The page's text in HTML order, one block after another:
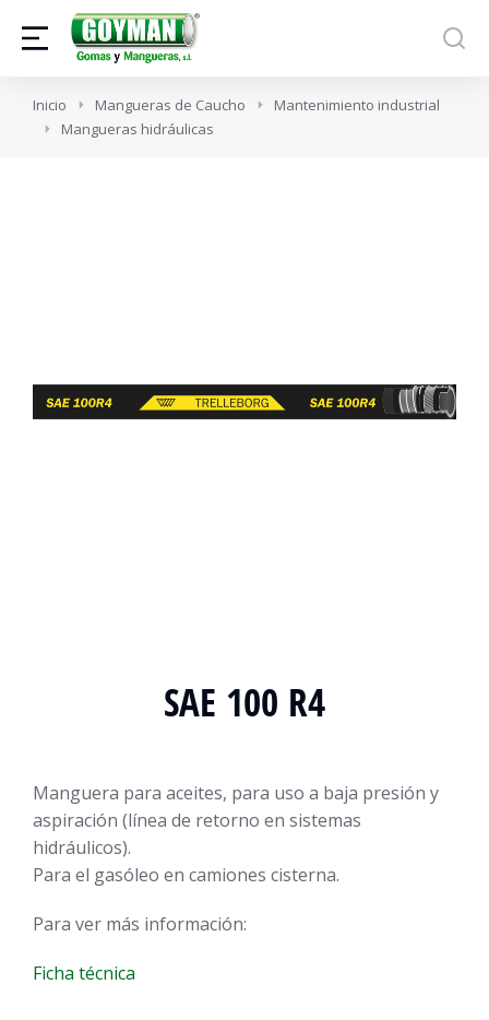
Estás aquí:
Inicio Mangueras de Caucho
Mantenimiento industrial
Mangueras hidráulicas
SAE 100 R4
Manguera para aceites, para uso a baja presión y
aspiración (línea de retorno en sistemas
hidráulicos).
Para el gasóleo en camiones cisterna.
Para ver más información:
Ficha técnica